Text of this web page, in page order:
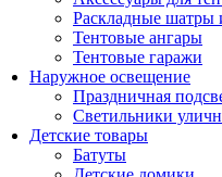
Раскладные шатры
Тентовые ангары
Тентовые гаражи
Наружное освещение
Праздничная
Светильники
Детские товары
Батуты